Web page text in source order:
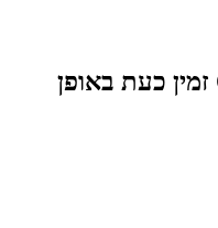
Oracle Database@AWS זמין כעת באופן